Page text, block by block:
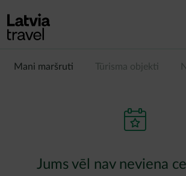
Mani maršruti Tūrisma objekti
Jums vēl nav neviena